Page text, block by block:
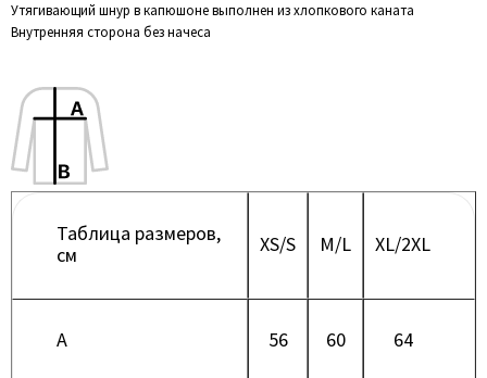
Утягивающий шнур в капюшоне выполнен из хлопкового каната
Внутренняя сторона без начеса
Таблица размеров,
см
XS/S M/L XL/2XL
A 56 60 64